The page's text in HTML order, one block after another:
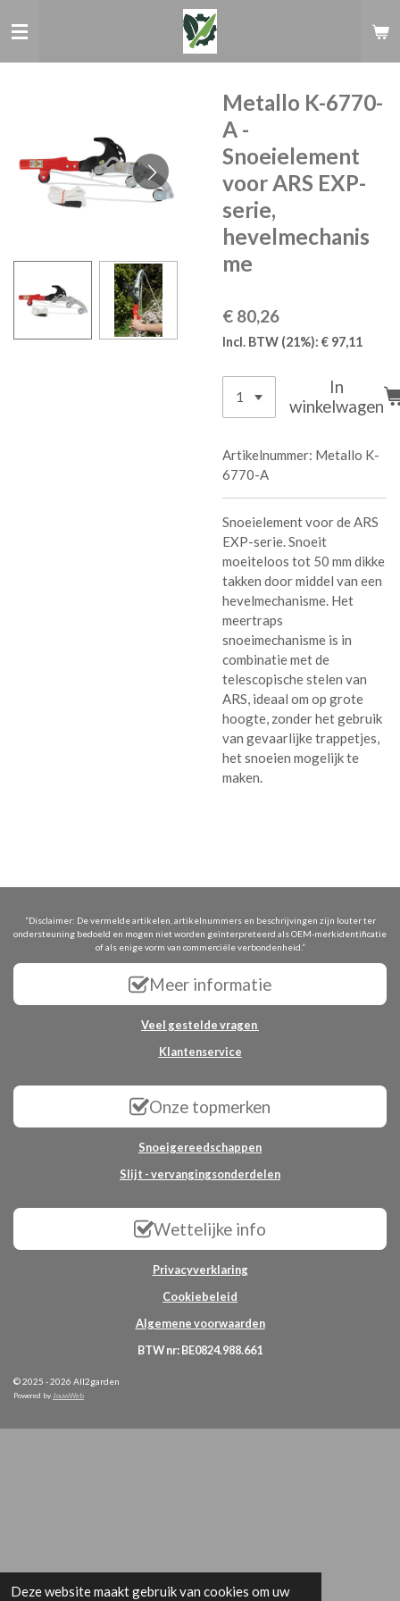
Deze website maakt gebruik van cookies om uw
direct
Metallo K-6770-
A -
Snoeielement
voor ARS EXP-
serie,
hevelmechanis
me
€ 80,26
Incl. BTW (21%): € 97,11
In
winkelwagen
Artikelnummer: Metallo K-
6770-A
Snoeielement voor de ARS
EXP-serie. Snoeit
moeiteloos tot 50 mm dikke
takken door middel van een
hevelmechanisme. Het
meertraps
snoeimechanisme is in
combinatie met de
telescopische stelen van
ARS, ideaal om op grote
hoogte, zonder het gebruik
van gevaarlijke trappetjes,
het snoeien mogelijk te
maken.
“Disclaimer: De vermelde artikelen, artikelnummers en beschrijvingen zijn louter ter
ondersteuning bedoeld en mogen niet worden geïnterpreteerd als OEM-merkidentificatie
of als enige vorm van commerciële verbondenheid.”
Meer informatie
Veel gestelde vragen
Klantenservice
Onze topmerken
Snoeigereedschappen
Slijt - vervangingsonderdelen
Wettelijke info
Privacyverklaring
Cookiebeleid
Algemene voorwaarden
BTW nr: BE0824.988.661
© 2025 - 2026 All2garden
Powered by JouwWeb